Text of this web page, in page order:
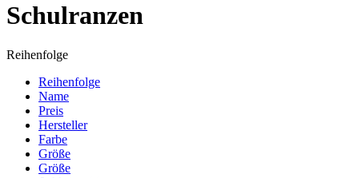
Schulranzen
Reihenfolge
Reihenfolge
Name
Preis
Hersteller
Farbe
Größe
Größe